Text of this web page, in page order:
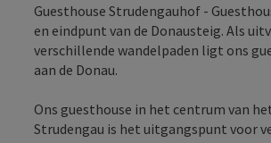
Guesthouse Strudengauhof -
en eindpunt van de Donausteig. Als
verschillende wandelpaden ligt ons
aan de Donau.
Ons guesthouse in het centrum van
Strudengau is het uitgangspunt voor